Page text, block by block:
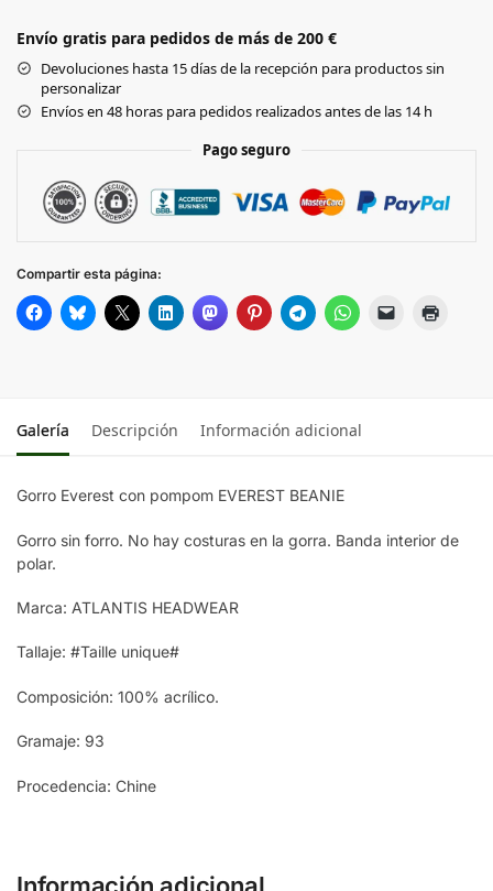
GREY/FUCHSIA
OLIVE GREEN
ROYAL/YELLOW
ROYAL/WHITE
Envío gratis para pedidos de más de 200 €
Devoluciones hasta 15 días de la recepción para productos sin
personalizar
Envíos en 48 horas para pedidos realizados antes de las 14 h
Pago seguro
Compartir esta página:
Galería Descripción Información adicional
Gorro Everest con pompom EVEREST BEANIE
Gorro sin forro. No hay costuras en la gorra. Banda interior de
polar.
Marca: ATLANTIS HEADWEAR
Tallaje: #Taille unique#
Composición: 100% acrílico.
Gramaje: 93
Procedencia: Chine